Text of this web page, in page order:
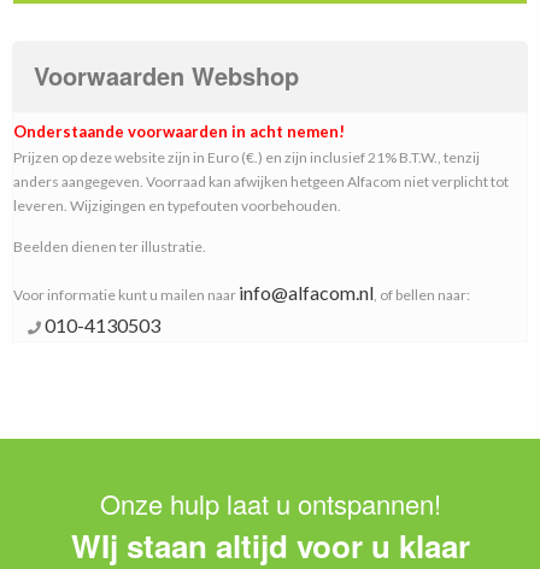
Voorwaarden Webshop
Onderstaande voorwaarden in acht nemen!
Prijzen op deze website zijn in Euro (€.) en zijn inclusief 21% B.T.W., tenzij
anders aangegeven. Voorraad kan afwijken hetgeen Alfacom niet verplicht tot
leveren. Wijzigingen en typefouten voorbehouden.
Beelden dienen ter illustratie.
Voor informatie kunt u mailen naar info@alfacom.nl, of bellen naar:
010-4130503
Onze hulp laat u ontspannen!
WIj staan altijd voor u klaar